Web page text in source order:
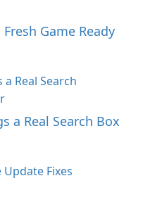
Game Ready
a Real Search Box